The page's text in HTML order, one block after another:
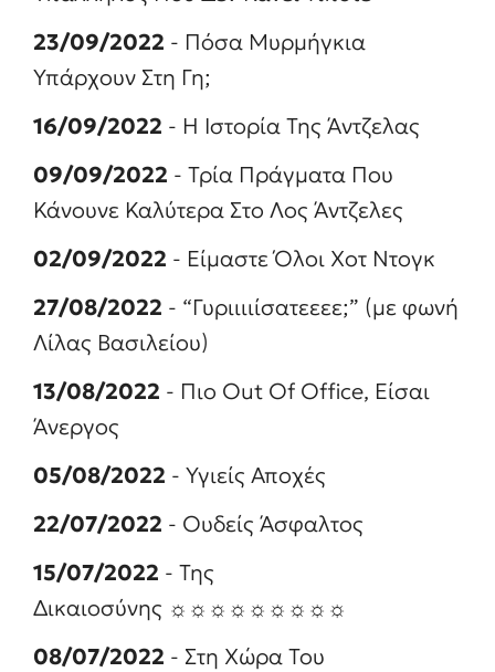
23/09/2022 - Πόσα Μυρμήγκια
Υπάρχουν Στη Γη;
16/09/2022 - Η Ιστορία Της Άντζελας
09/09/2022 - Τρία Πράγματα Που
Κάνουνε Καλύτερα Στο Λος Άντζελες
02/09/2022 - Είμαστε Όλοι Χοτ Ντογκ
27/08/2022 - “Γυριιιιίσατεεεε;” (με φωνή
Λίλας Βασιλείου)
13/08/2022 - Πιο Out Of Office, Είσαι
Άνεργος
05/08/2022 - Υγιείς Αποχές
22/07/2022 - Ουδείς Άσφαλτος
15/07/2022 - Της
Δικαιοσύνης ☼☼☼☼☼☼☼☼☼
08/07/2022 - Στη Χώρα Του